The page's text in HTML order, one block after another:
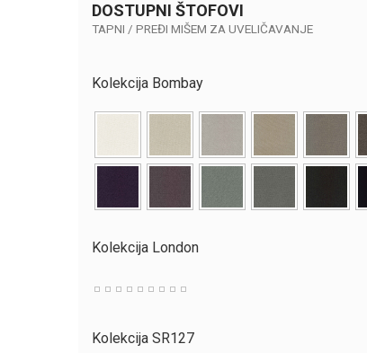
DOSTUPNI ŠTOFOVI
TAPNI / PREĐI MIŠEM ZA UVELIČAVANJE
Kolekcija Bombay
Kolekcija London
Kolekcija SR127